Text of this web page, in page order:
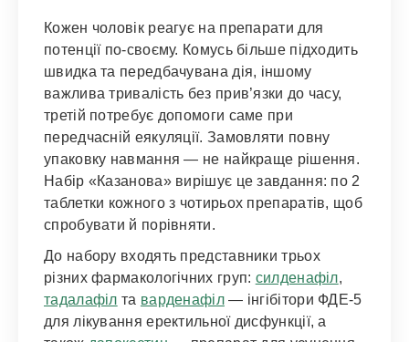
Кожен чоловік реагує на препарати для
потенції по-своєму. Комусь більше підходить
швидка та передбачувана дія, іншому
важлива тривалість без прив’язки до часу,
третій потребує допомоги саме при
передчасній еякуляції. Замовляти повну
упаковку навмання — не найкраще рішення.
Набір «Казанова» вирішує це завдання: по 2
таблетки кожного з чотирьох препаратів, щоб
спробувати й порівняти.
До набору входять представники трьох
різних фармакологічних груп: силденафіл,
тадалафіл та варденафіл— інгібітори ФДЕ-5
для лікування еректильної дисфункції, а